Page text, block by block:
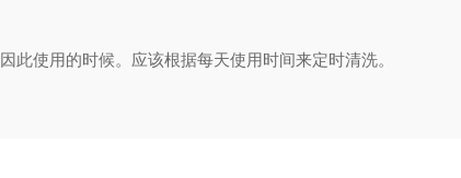
使用的时候。应该根据每天使用时间来定时清洗。